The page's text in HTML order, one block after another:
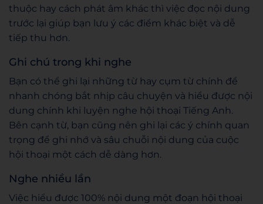
thuộc hay cách phát âm khác thì việc đọc nội dung
trước lại giúp bạn lưu ý các điểm khác biệt và dễ
tiếp thu hơn.
Ghi chú trong khi nghe
Bạn có thể ghi lại những từ hay cụm từ chính để
nhanh chóng bắt nhịp câu chuyện và hiểu được nội
dung chính khi luyện nghe hội thoại Tiếng Anh.
Bên cạnh từ, bạn cũng nên ghi lại các ý chính quan
trọng để ghi nhớ và sâu chuỗi nội dung của cuộc
hội thoại một cách dễ dàng hơn.
Nghe nhiều lần
Việc hiểu được 100% nội dung một đoạn hội thoại